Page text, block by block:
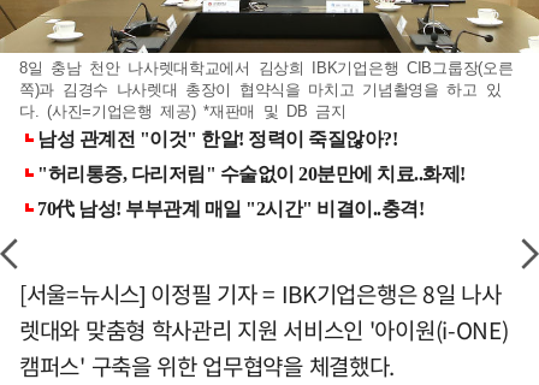
8일 충남 천안 나사렛대학교에서 김상희 IBK기업은행 CIB그룹장(오른
쪽)과 김경수 나사렛대 총장이 협약식을 마치고 기념촬영을 하고 있
다. (사진=기업은행 제공) *재판매 및 DB 금지
[서울=뉴시스] 이정필 기자 = IBK기업은행은 8일 나사
렛대와 맞춤형 학사관리 지원 서비스인 '아이원(i-ONE)
캠퍼스' 구축을 위한 업무협약을 체결했다.